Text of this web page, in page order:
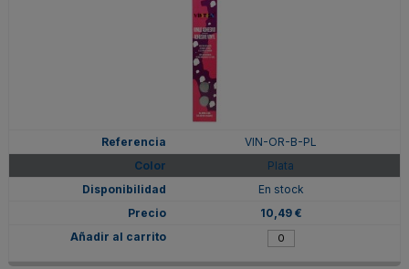
VIN-OR-B-PL
Plata
En stock
10,49 €